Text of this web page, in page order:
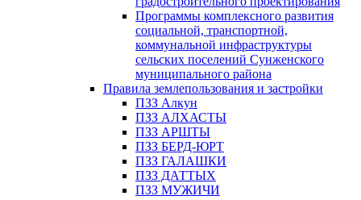
Программы комплексного развития
социальной, транспортной,
коммунальной инфраструктуры
сельских поселений Сунженского
муниципального района
Правила землепользования и застройки
ПЗЗ Алкун
ПЗЗ АЛХАСТЫ
ПЗЗ АРШТЫ
ПЗЗ БЕРД-ЮРТ
ПЗЗ ГАЛАШКИ
ПЗЗ ДАТТЫХ
ПЗЗ МУЖИЧИ